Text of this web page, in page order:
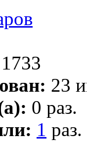
1733
23
0 раз.
1 раз.